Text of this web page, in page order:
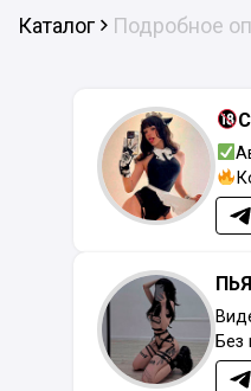
Каталог Подробное
Без